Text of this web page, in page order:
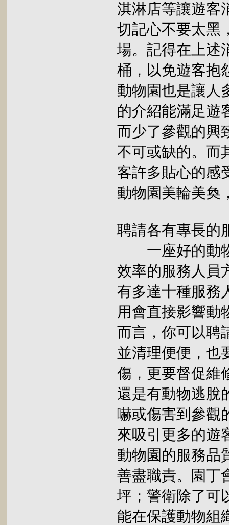
淇淋店等讓遊客
切記心不要太黑
場。記得在上述
桶，以免遊客抱
動物園也是讓人
的介紹能滿足遊
而少了參觀的興
不可或缺的。而
客許多貼心的感
動物園美輪美奐
聘請各有專長的
一座好的動物
效率的服務人員
有多達十種服務
用會直接影響動
而言，你可以聘
並清理便便，也
傷，更要督促維
還是有動物逃脫
嚇或傷害到參觀
來吸引更多的遊
動物園的服務品
善盡職責。園丁
坪；警衛除了可
能在保護動物組